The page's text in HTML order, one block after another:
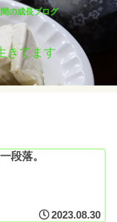
の成長ブログ
きてます
段落。
2023.08.30